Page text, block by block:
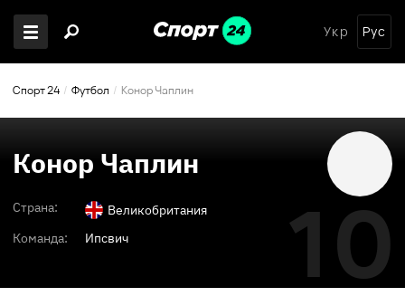
Укр Рус
Спорт 24 Футбол Конор Чаплин
Конор Чаплин
Страна:
Великобритания
Команда:
Ипсвич 10